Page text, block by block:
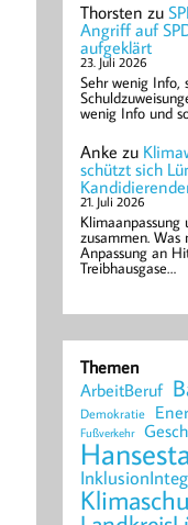
Thorsten zu
Angriff auf
aufgeklärt
23. Juli 2026
Sehr wenig Info,
wenig Info und
Anke zu
schützt sich
21. Juli 2026
zusammen.
Anpassung an
Treibhausgase…
Themen
ArbeitBeruf
Demokratie
Fußverkehr